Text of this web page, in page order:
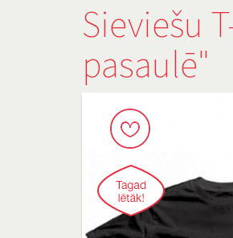
Sieviešu
pasaulē"